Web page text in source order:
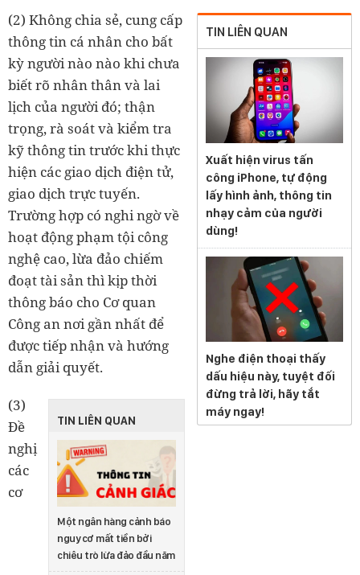
TIN LIÊN QUAN
Xuất hiện virus tấn
công iPhone, tự động
lấy hình ảnh, thông tin
nhạy cảm của người
dùng!
Nghe điện thoại thấy
dấu hiệu này, tuyệt đối
đừng trả lời, hãy tắt
máy ngay!
(2) Không chia sẻ, cung cấp
thông tin cá nhân cho bất
kỳ người nào nào khi chưa
biết rõ nhân thân và lai
lịch của người đó; thận
trọng, rà soát và kiểm tra
kỹ thông tin trước khi thực
hiện các giao dịch điện tử,
giao dịch trực tuyến.
Trường hợp có nghi ngờ về
hoạt động phạm tội công
nghệ cao, lừa đảo chiếm
đoạt tài sản thì kịp thời
thông báo cho Cơ quan
Công an nơi gần nhất để
được tiếp nhận và hướng
dẫn giải quyết.
TIN LIÊN QUAN
Một ngân hàng cảnh báo
nguy cơ mất tiền bởi
chiêu trò lừa đảo đầu năm
(3)
Đề
nghị
các
cơ